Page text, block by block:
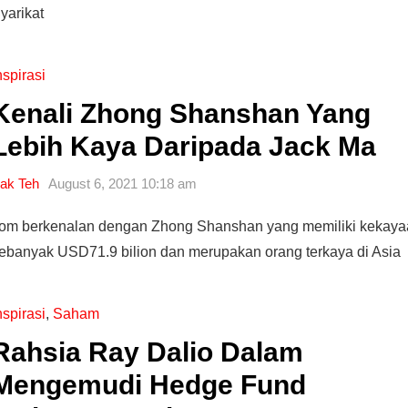
Zhong Shanshan Yang
Kaya Daripada Jack Ma
Teh August 6, 2021 10:18 am
berkenalan dengan Zhong Shanshan yang memiliki
USD71.9 bilion dan merupakan orang terkaya di Asia
, Saham
Ray Dalio Dalam
Hedge Fund